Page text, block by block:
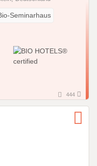
Seminarhaus
444